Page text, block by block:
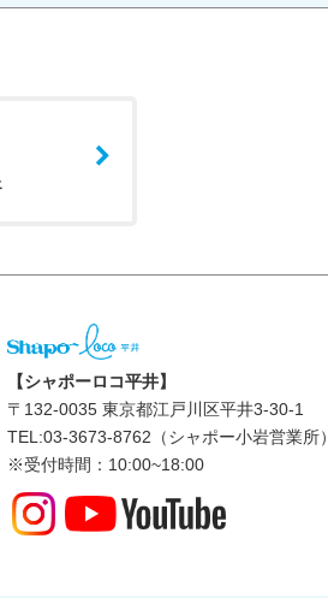
【シャポーロコ平井】
〒 132-0035 東京都江戸川区平井3-30-1
TEL:03-3673-8762（シャポー小岩営業所）
※受付時間：10:00~18:00